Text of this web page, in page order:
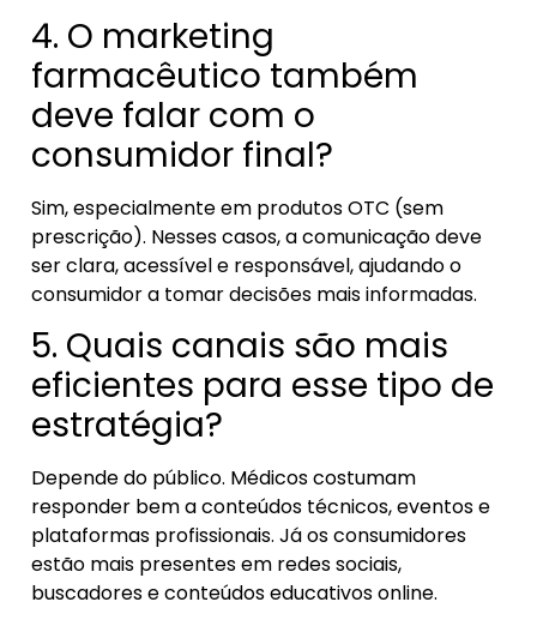
4. O marketing
farmacêutico também
deve falar com o
consumidor final?
Sim, especialmente em produtos OTC (sem
prescrição). Nesses casos, a comunicação deve
ser clara, acessível e responsável, ajudando o
consumidor a tomar decisões mais informadas.
5. Quais canais são mais
eficientes para esse tipo de
estratégia?
Depende do público. Médicos costumam
responder bem a conteúdos técnicos, eventos e
plataformas profissionais. Já os consumidores
estão mais presentes em redes sociais,
buscadores e conteúdos educativos online.